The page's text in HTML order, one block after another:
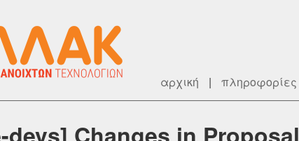
αρχική | πληροφορίες